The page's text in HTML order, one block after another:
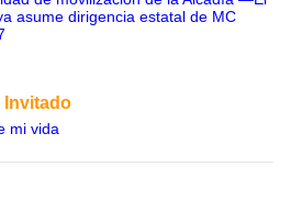
asume dirigencia estatal de MC
Invitado
mi vida